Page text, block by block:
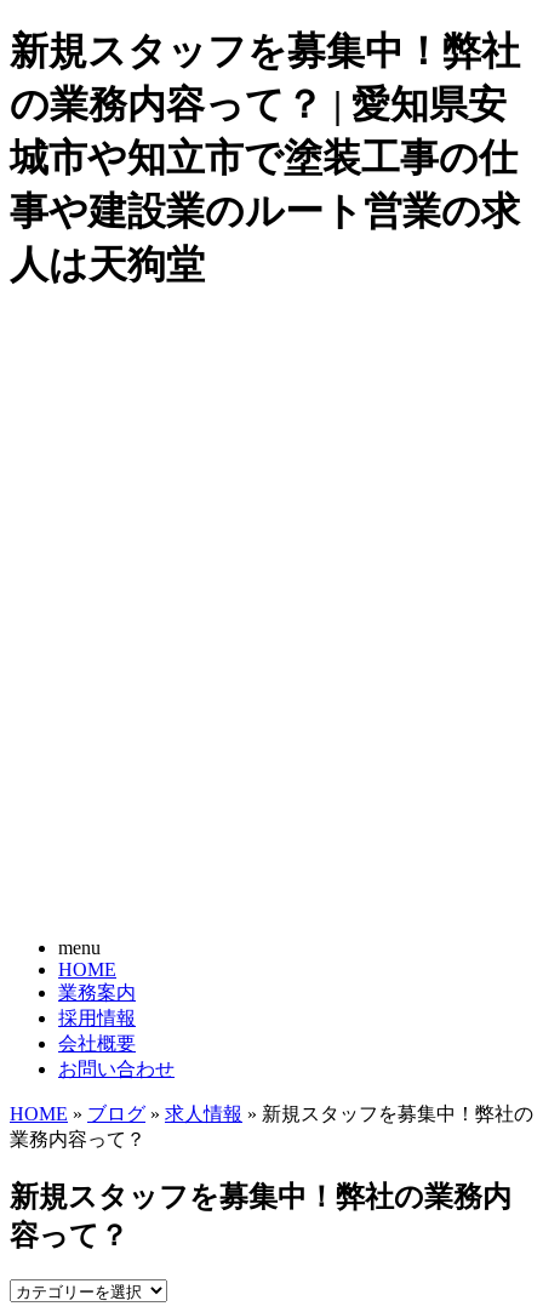
新規スタッフを募集中！弊社
の業務内容って？ | 愛知県安
城市や知立市で塗装工事の仕
事や建設業のルート営業の求
人は天狗堂
menu
HOME
業務案内
採用情報
会社概要
お問い合わせ
HOME » ブログ » 求人情報 » 新規スタッフを募集中！弊社の
業務内容って？
新規スタッフを募集中！弊社の業務内
容って？